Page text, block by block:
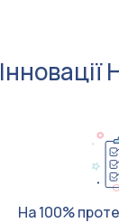
Інновації
На 100%